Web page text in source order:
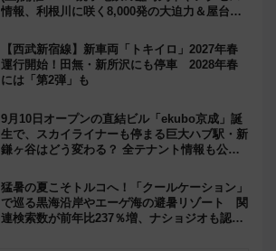
情報、利根川に咲く8,000発の大迫力＆屋台を
【西武新宿線】新車両「トキイロ」2027年春
運行開始！田無・新所沢にも停車 2028年春
には「第2弾」も
9月10日オープンの直結ビル「ekubo京成」誕
生で、スカイライナーも停まる巨大ハブ駅・新
鎌ヶ谷はどう変わる？ 全テナント情報も公
猛暑の夏こそトルコへ！「クールケーション」
で巡る黒海沿岸やエーゲ海の避暑リゾート 関
連検索数が前年比237％増、ナショジオも認め